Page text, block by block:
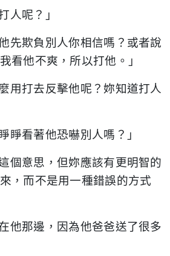
人呢？」
先欺負別人你相信嗎？或者說
看他不爽，所以打他。」
用打去反擊他呢？妳知道打人
睜看著他恐嚇別人嗎？」
個意思，但妳應該有更明智的
，而不是用一種錯誤的方式
他那邊，因為他爸爸送了很多